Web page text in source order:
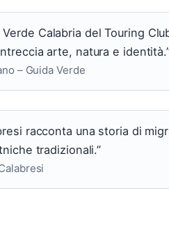
Verde Calabria del Touring
arte, natura e
– Guida Verde
racconta una storia di
tradizionali.”